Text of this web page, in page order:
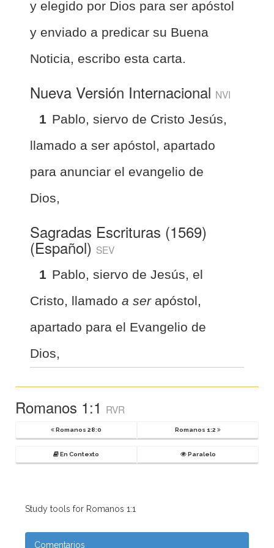
y elegido por Dios para ser apóstol
y enviado a predicar su Buena
Noticia, escribo esta carta.
Nueva Versión Internacional NVI
1 Pablo, siervo de Cristo Jesús,
llamado a ser apóstol, apartado
para anunciar el evangelio de
Dios,
Sagradas Escrituras (1569)
(Español) SEV
1 Pablo, siervo de Jesús, el
Cristo, llamado a serapóstol,
apartado para el Evangelio de
Dios,
Romanos 1:1 RVR
Romanos 28:0 Romanos 1:2
En Contexto Paralelo
Study tools for Romanos 1:1
Comentarios